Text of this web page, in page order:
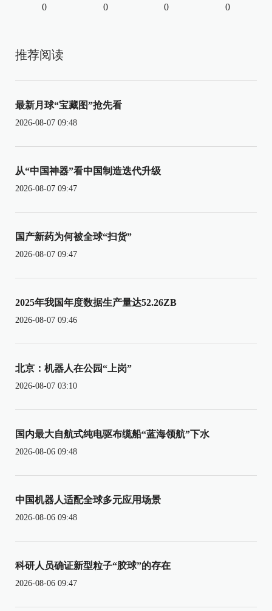
0 0 0 0
推荐阅读
最新月球“宝藏图”抢先看
2026-08-07 09:48
从“中国神器”看中国制造迭代升级
2026-08-07 09:47
国产新药为何被全球“扫货”
2026-08-07 09:47
2025年我国年度数据生产量达52.26ZB
2026-08-07 09:46
北京：机器人在公园“上岗”
2026-08-07 03:10
国内最大自航式纯电驱布缆船“蓝海领航”下水
2026-08-06 09:48
中国机器人适配全球多元应用场景
2026-08-06 09:48
科研人员确证新型粒子“胶球”的存在
2026-08-06 09:47